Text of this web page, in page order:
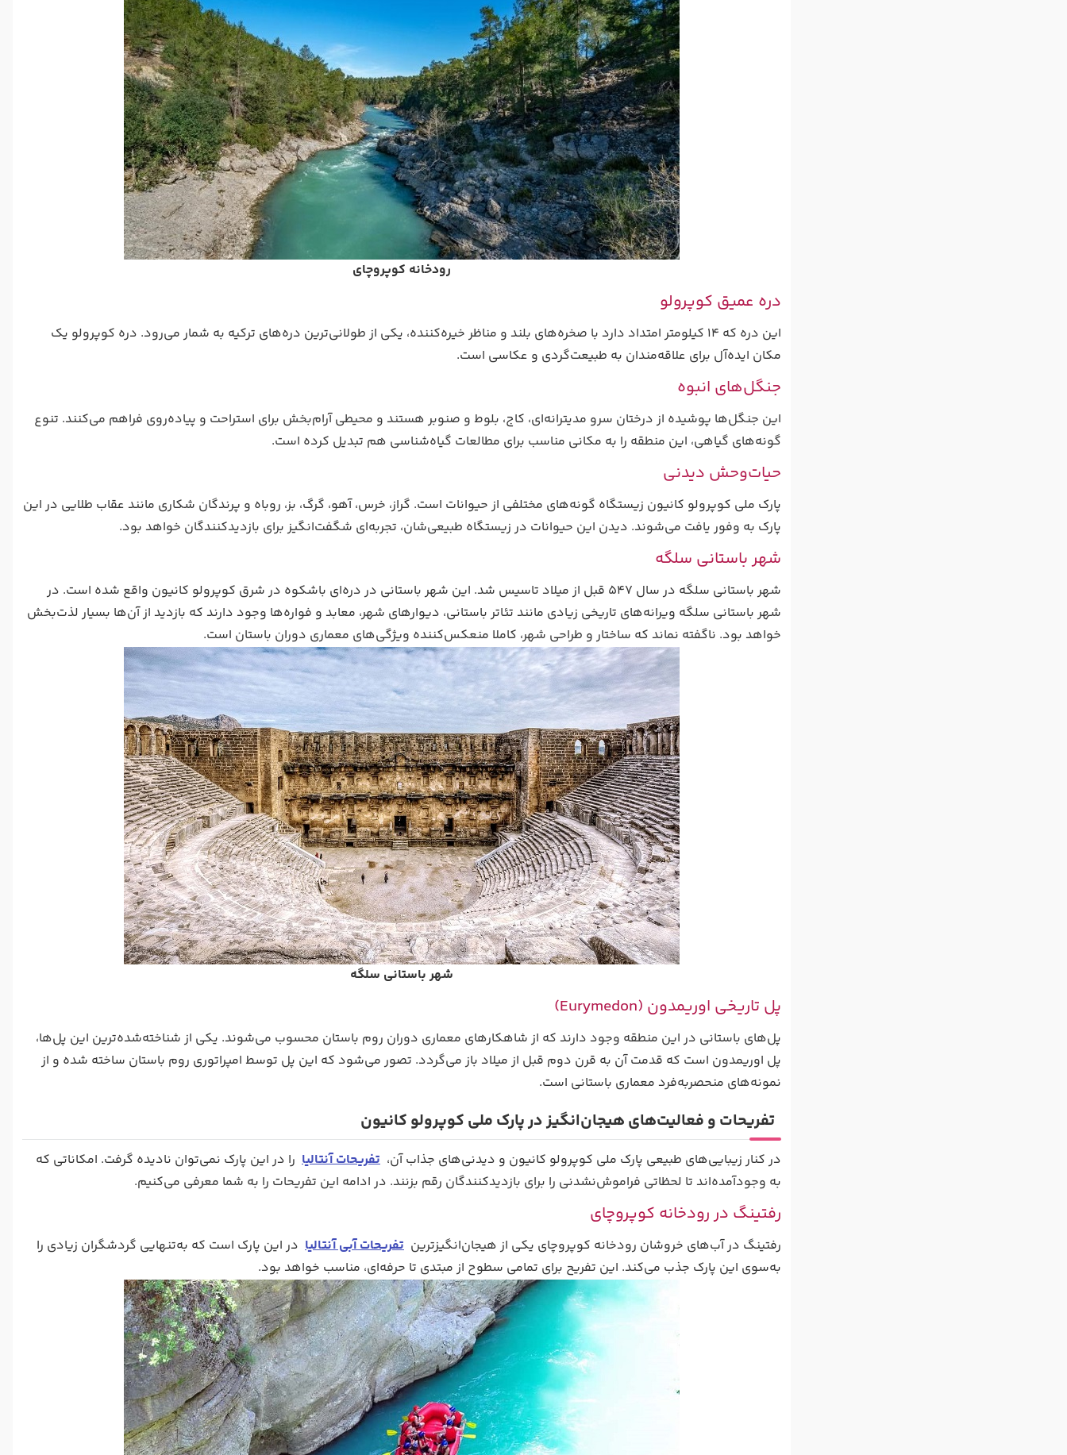
رودخانه کوپروچای
دره عمیق کوپرولو
این دره که 14 کیلومتر امتداد دارد با صخره‌های بلند و مناظر خیره‌کننده، یکی از طولانی‌ترین دره‌های ترکیه به شمار می‌رود. دره کوپرولو یک
مکان ایده‌آل برای علاقه‌مندان به طبیعت‌گردی و عکاسی است.
جنگل‌های انبوه
این جنگل‌ها پوشیده از درختان سرو مدیترانه‌ای، کاج، بلوط و صنوبر هستند و محیطی آرام‌بخش برای استراحت و پیاده‌روی فراهم می‌کنند. تنوع
گونه‌های گیاهی، این منطقه را به مکانی مناسب برای مطالعات گیاه‌شناسی هم تبدیل کرده است.
حیات‌وحش دیدنی
پارک ملی کوپرولو کانیون زیستگاه گونه‌های مختلفی از حیوانات است. گراز، خرس، آهو، گرگ، بز، روباه و پرندگان شکاری مانند عقاب طلایی در این
پارک به وفور یافت می‌شوند. دیدن این حیوانات در زیستگاه طبیعی‌شان، تجربه‌ای شگفت‌انگیز برای بازدیدکنندگان خواهد بود.
شهر باستانی سلگه
شهر باستانی سلگه در سال 547 قبل از میلاد تاسیس شد. این شهر باستانی در دره‌ای باشکوه در شرق کوپرولو کانیون واقع شده است. در
شهر باستانی سلگه ویرانه‌های تاریخی زیادی مانند تئاتر باستانی، دیوارهای شهر، معابد و فواره‌ها وجود دارند که بازدید از آن‌ها بسیار لذت‌بخش
خواهد بود. ناگفته نماند که ساختار و طراحی شهر، کاملا منعکس‌کننده ویژگی‌های معماری دوران باستان است.
شهر باستانی سلگه
پل تاریخی اوریمدون (Eurymedon)
پل‌های باستانی در این منطقه وجود دارند که از شاهکارهای معماری دوران روم باستان محسوب می‌شوند. یکی از شناخته‌شده‌ترین این پل‌ها،
پل اوریمدون است که قدمت آن به قرن دوم قبل از میلاد باز می‌گردد. تصور می‌شود که این پل توسط امپراتوری روم باستان ساخته شده و از
نمونه‌های منحصربه‌فرد معماری باستانی است.
تفریحات و فعالیت‌های هیجان‌انگیز در پارک ملی کوپرولو کانیون
در کنار زیبایی‌های طبیعی پارک ملی کوپرولو کانیون و دیدنی‌های جذاب آن، تفریحات آنتالیا را در این پارک نمی‌توان نادیده گرفت. امکاناتی که
به وجودآمده‌اند تا لحظاتی فراموش‌نشدنی را برای بازدیدکنندگان رقم بزنند. در ادامه این تفریحات را به شما معرفی می‌کنیم.
رفتینگ در رودخانه کوپروچای
رفتینگ در آب‌های خروشان رودخانه کوپروچای یکی از هیجان‌انگیزترین تفریحات آبی آنتالیا در این پارک است که به‌تنهایی گردشگران زیادی را
به‌سوی این پارک جذب می‌کند. این تفریح برای تمامی سطوح از مبتدی تا حرفه‌ای، مناسب خواهد بود.